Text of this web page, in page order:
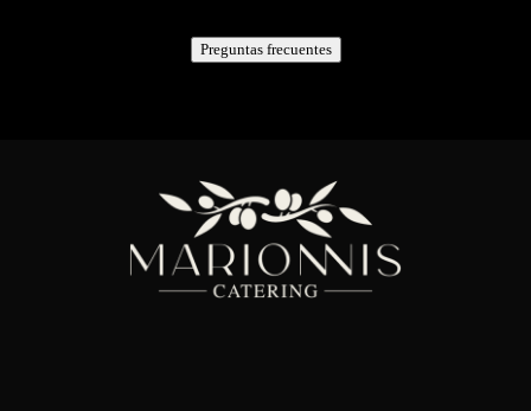
Preguntas frecuentes